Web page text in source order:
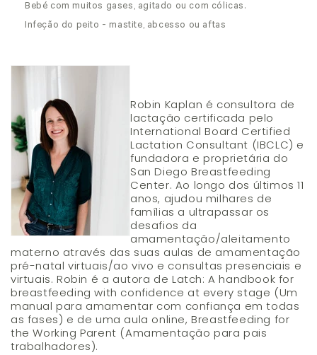
Bebé com muitos gases, agitado ou com cólicas.
Infeção do peito - mastite, abcesso ou aftas
Robin Kaplan é consultora de
lactação certificada pelo
International Board Certified
Lactation Consultant (IBCLC) e
fundadora e proprietária do
San Diego Breastfeeding
Center. Ao longo dos últimos 11
anos, ajudou milhares de
famílias a ultrapassar os
desafios da
amamentação/aleitamento
materno através das suas aulas de amamentação
pré-natal virtuais/ao vivo e consultas presenciais e
virtuais. Robin é a autora de Latch: A handbook for
breastfeeding with confidence at every stage (Um
manual para amamentar com confiança em todas
as fases) e de uma aula online, Breastfeeding for
the Working Parent (Amamentação para pais
trabalhadores).